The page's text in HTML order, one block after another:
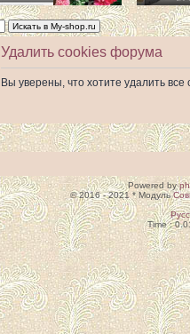
Удалить cookies форума
Вы уверены, что хотите удалить
Powered by
© 2016 - 2021 * Модуль
Time :